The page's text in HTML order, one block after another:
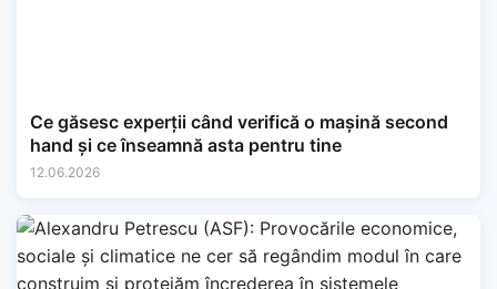
Ce găsesc experții când verifică o mașină second
hand și ce înseamnă asta pentru tine
12.06.2026